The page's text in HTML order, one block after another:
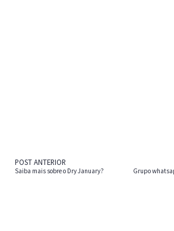
POST ANTERIOR
Saiba mais sobre o Dry January?